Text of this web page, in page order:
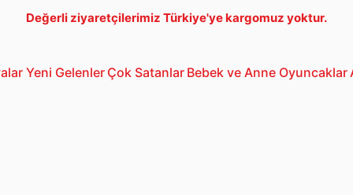
Değerli ziyaretçilerimiz Türkiye'ye kargomuz yoktur.
Bebek
3-5 Yaş
Yeni Gelenler Çok Satanlar Bebek ve Anne Oyuncaklar
Lego